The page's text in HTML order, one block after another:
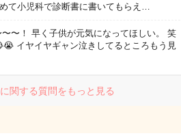
て小児科で診断書に書いてもらえ…
〜！ 早く子供が元気になってほしい。 笑
イヤイヤギャン泣きしてるところもう見
関する質問をもっと見る